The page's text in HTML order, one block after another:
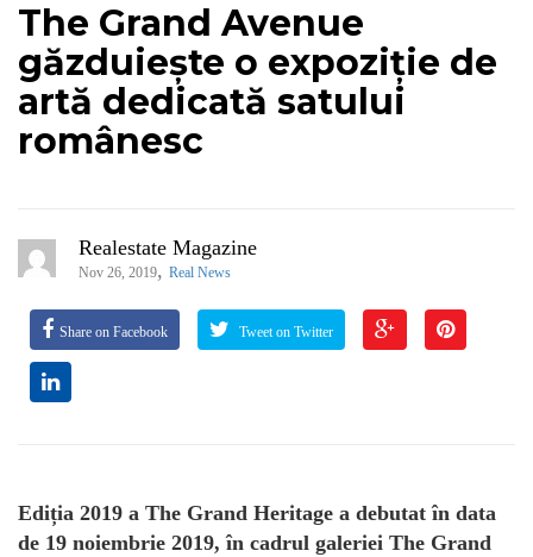
The Grand Avenue
găzduiește o expoziție de
artă dedicată satului
românesc
Realestate Magazine
Nov 26, 2019, Real News
Share on Facebook Tweet on Twitter
Ediția 2019 a The Grand Heritage a debutat în data
de 19 noiembrie 2019, în cadrul galeriei The Grand